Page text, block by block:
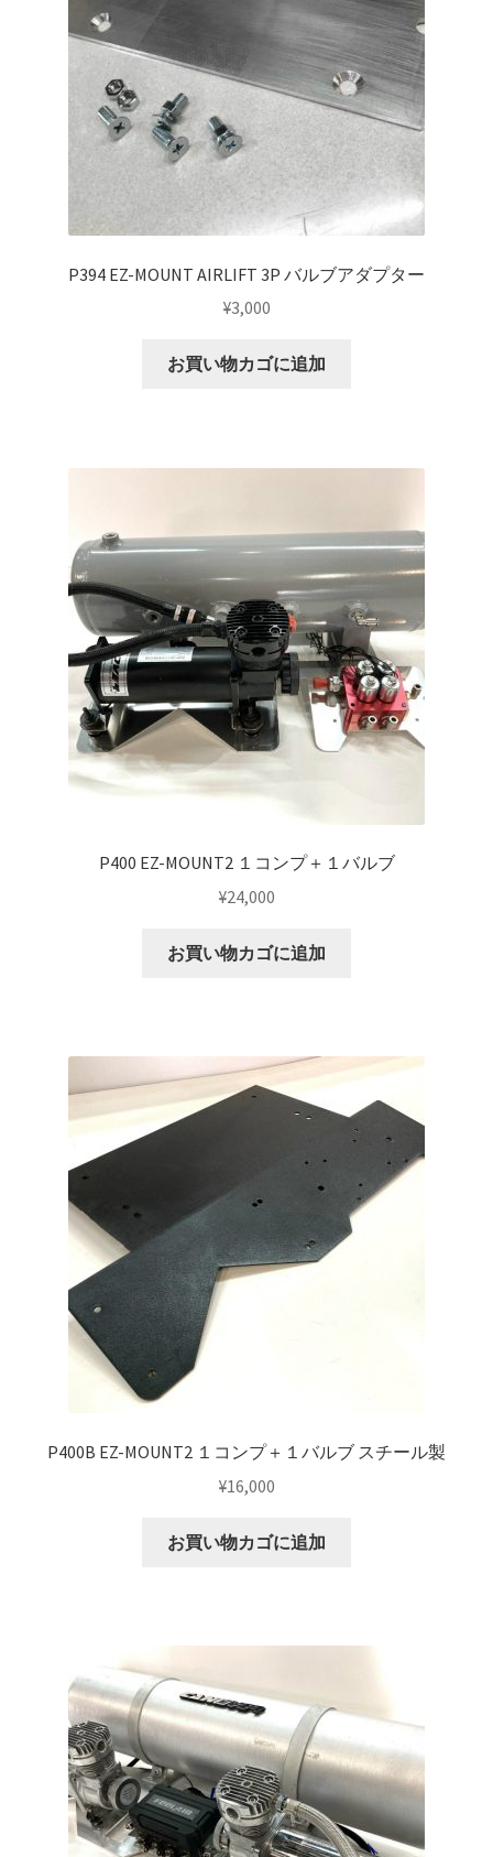
P394 EZ-MOUNT AIRLIFT 3P バルブアダプター
¥3,000
お買い物カゴに追加
P400 EZ-MOUNT2 １コンプ＋１バルブ
¥24,000
お買い物カゴに追加
P400B EZ-MOUNT2 １コンプ＋１バルブ スチール製
¥16,000
お買い物カゴに追加